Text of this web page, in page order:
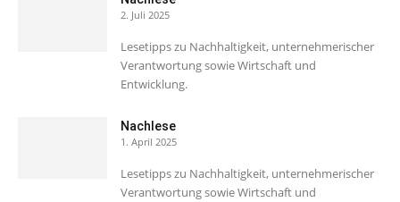
2. Juli 2025
Lesetipps zu Nachhaltigkeit, unternehmerischer
Verantwortung sowie Wirtschaft und
Entwicklung.
Nachlese
1. April 2025
Lesetipps zu Nachhaltigkeit, unternehmerischer
Verantwortung sowie Wirtschaft und